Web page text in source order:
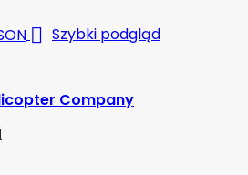
 Szybki podgląd
Company